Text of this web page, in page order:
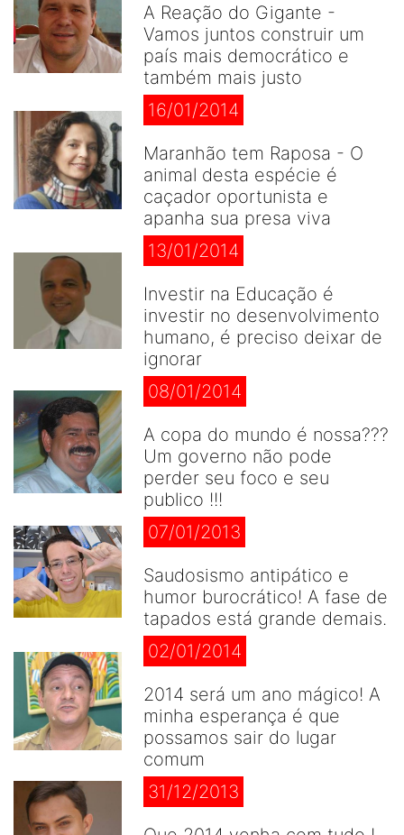
A Reação do Gigante -
Vamos juntos construir um
país mais democrático e
também mais justo
16/01/2014
Maranhão tem Raposa - O
animal desta espécie é
caçador oportunista e
apanha sua presa viva
13/01/2014
Investir na Educação é
investir no desenvolvimento
humano, é preciso deixar de
ignorar
08/01/2014
A copa do mundo é nossa???
Um governo não pode
perder seu foco e seu
publico !!!
07/01/2013
Saudosismo antipático e
humor burocrático! A fase de
tapados está grande demais.
02/01/2014
2014 será um ano mágico! A
minha esperança é que
possamos sair do lugar
comum
31/12/2013